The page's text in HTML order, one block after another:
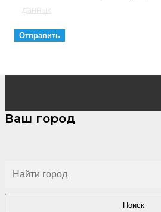
данных
Ваш город
Поиск